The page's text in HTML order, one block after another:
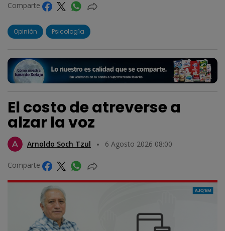
Comparte
Opinión Psicología
El costo de atreverse a
alzar la voz
Arnoldo Soch Tzul 6 Agosto 2026 08:00
Comparte